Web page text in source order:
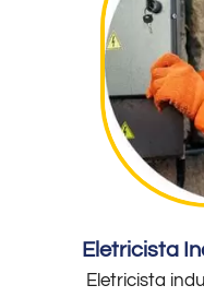
Eletricista
Eletricista